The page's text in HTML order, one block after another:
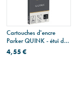
Cartouches d'encre
Parker QUINK - étui de
5
4,55 €